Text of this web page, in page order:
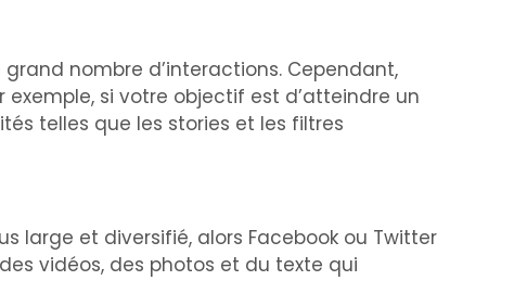
nombre d’interactions. Cependant,
si votre objectif est d’atteindre un
telles que les stories et les filtres
large et diversifié, alors Facebook ou Twitter
vidéos, des photos et du texte qui